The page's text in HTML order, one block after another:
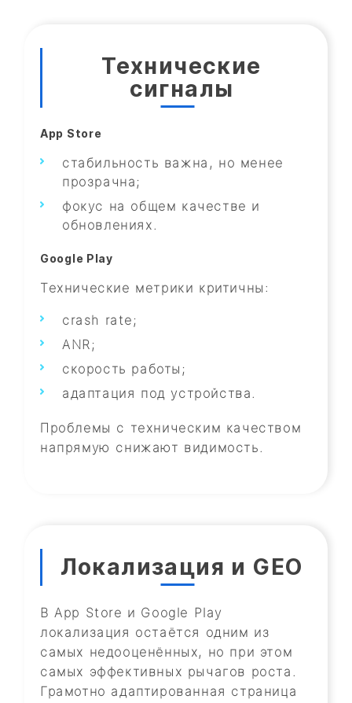
Технические
сигналы
App Store
стабильность важна, но менее
прозрачна;
фокус на общем качестве и
обновлениях.
Google Play
Технические метрики критичны:
crash rate;
ANR;
скорость работы;
адаптация под устройства.
Проблемы с техническим качеством
напрямую снижают видимость.
Локализация и GEO
В App Store и Google Play
локализация остаётся одним из
самых недооценённых, но при этом
самых эффективных рычагов роста.
Грамотно адаптированная страница